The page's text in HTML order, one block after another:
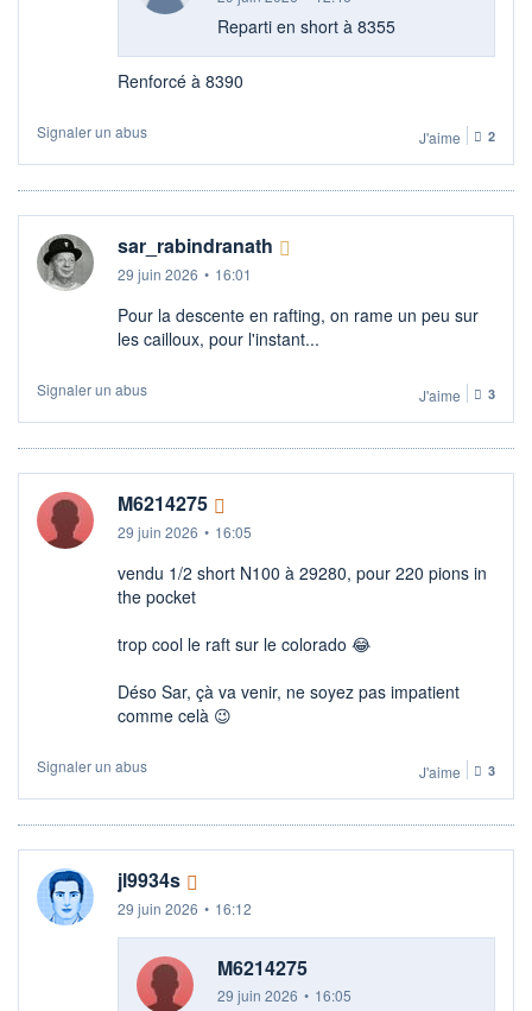
Reparti en short à 8355
Renforcé à 8390
Signaler un abus J'aime 2
sar_rabindranath
29 juin 2026 • 16:01
Pour la descente en rafting, on rame un peu sur
les cailloux, pour l'instant...
Signaler un abus J'aime 3
M6214275
29 juin 2026 • 16:05
vendu 1/2 short N100 à 29280, pour 220 pions in
the pocket
trop cool le raft sur le colorado 😂​
Déso Sar, çà va venir, ne soyez pas impatient
comme celà 😉
Signaler un abus J'aime 3
jl9934s
29 juin 2026 • 16:12
M6214275
29 juin 2026 • 16:05